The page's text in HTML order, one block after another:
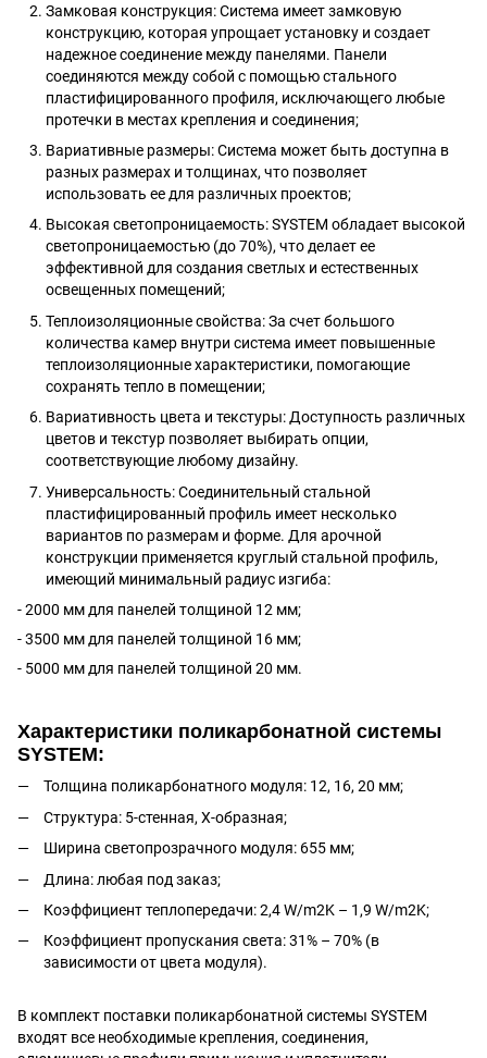
Замковая конструкция: Система имеет замковую
конструкцию, которая упрощает установку и создает
надежное соединение между панелями. Панели
соединяются между собой с помощью стального
пластифицированного профиля, исключающего любые
протечки в местах крепления и соединения;
Вариативные размеры: Система может быть доступна в
разных размерах и толщинах, что позволяет
использовать ее для различных проектов;
Высокая светопроницаемость: SYSTEM обладает высокой
светопроницаемостью (до 70%), что делает ее
эффективной для создания светлых и естественных
освещенных помещений;
Теплоизоляционные свойства: За счет большого
количества камер внутри система имеет повышенные
теплоизоляционные характеристики, помогающие
сохранять тепло в помещении;
Вариативность цвета и текстуры: Доступность различных
цветов и текстур позволяет выбирать опции,
соответствующие любому дизайну.
Универсальность: Соединительный стальной
пластифицированный профиль имеет несколько
вариантов по размерам и форме. Для арочной
конструкции применяется круглый стальной профиль,
имеющий минимальный радиус изгиба:
- 2000 мм для панелей толщиной 12 мм;
- 3500 мм для панелей толщиной 16 мм;
- 5000 мм для панелей толщиной 20 мм.
Характеристики поликарбонатной системы
SYSTEM:
Толщина поликарбонатного модуля: 12, 16, 20 мм;
Структура: 5-стенная, Х-образная;
Ширина светопрозрачного модуля: 655 мм;
Длина: любая под заказ;
Коэффициент теплопередачи: 2,4 W/m2K – 1,9 W/m2K;
Коэффициент пропускания света: 31% – 70% (в
зависимости от цвета модуля).
В комплект поставки поликарбонатной системы SYSTEM
входят все необходимые крепления, соединения,